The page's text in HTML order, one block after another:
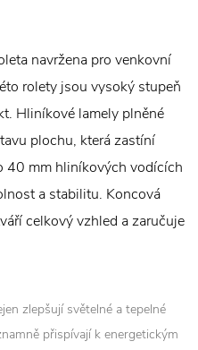
navržena pro venkovní
rolety jsou vysoký stupeň
Hliníkové lamely plněné
plochu, která zastíní
40 mm hliníkových vodících
a stabilitu. Koncová
celkový vzhled a zaručuje
zlepšují světelné a tepelné
přispívají k energetickým